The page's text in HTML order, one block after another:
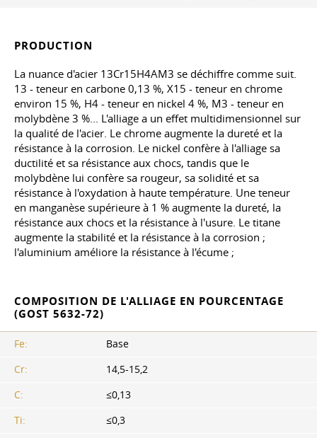
PRODUCTION
La nuance d'acier 13Cr15H4AM3 se déchiffre comme suit.
13 - teneur en carbone 0,13 %, X15 - teneur en chrome
environ 15 %, H4 - teneur en nickel 4 %, M3 - teneur en
molybdène 3 %... L'alliage a un effet multidimensionnel sur
la qualité de l'acier. Le chrome augmente la dureté et la
résistance à la corrosion. Le nickel confère à l'alliage sa
ductilité et sa résistance aux chocs, tandis que le
molybdène lui confère sa rougeur, sa solidité et sa
résistance à l'oxydation à haute température. Une teneur
en manganèse supérieure à 1 % augmente la dureté, la
résistance aux chocs et la résistance à l'usure. Le titane
augmente la stabilité et la résistance à la corrosion ;
l'aluminium améliore la résistance à l'écume ;
COMPOSITION DE L'ALLIAGE EN POURCENTAGE
(GOST 5632-72)
Fe:
Base
Cr:
14,5-15,2
C:
≤0,13
Ti:
≤0,3